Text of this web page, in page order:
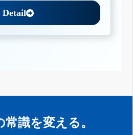
Detail
識を変える。